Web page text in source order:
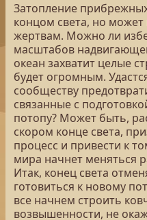
Затопление
концом света, но
жертвам. Можно ли
масштабов
океан захватит целые
будет огромным.
сообществу
связанные с
потопу? Может быть,
скором конце света,
процесс и привести к
мира начнет меняться
Итак, конец света
готовиться к новому
все начнем строить
возвышенности, не